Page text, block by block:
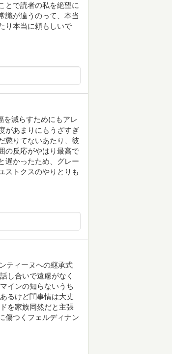
で読者の私を絶望に
識が違うのって、本当
り本当に頼もしいで
を減らすためにもアレ
があまりにもうざすぎ
懲りてないあたり、彼
の反応がやはり最高で
遅かったため、グレー
ストクスのやりとりも
ティーヌへの継承式
し合いで遠慮がなく
インの知らないうち
るけど閨事情は大丈
を家族同然だと主張
傷つくフェルディナン